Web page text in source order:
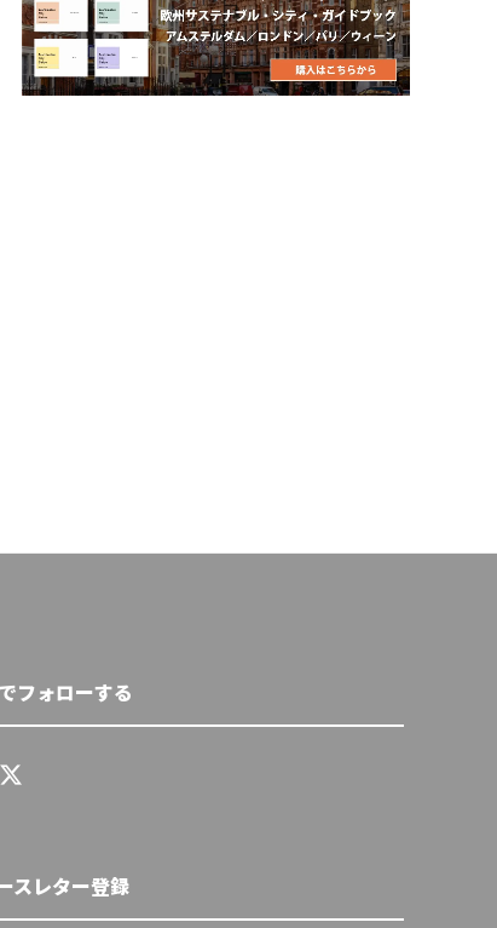
フォローする
スレター登録